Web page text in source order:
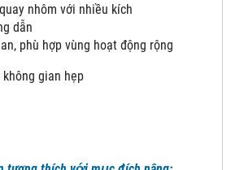
quay nhôm với nhiều kích
một đường dẫn
phù hợp vùng hoạt động rộng
không gian hẹp